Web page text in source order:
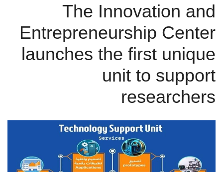
الأنظمة الذكية
الطلاب
The Innovation and
Entrepreneurship Center
launches the first unique
unit to support
researchers